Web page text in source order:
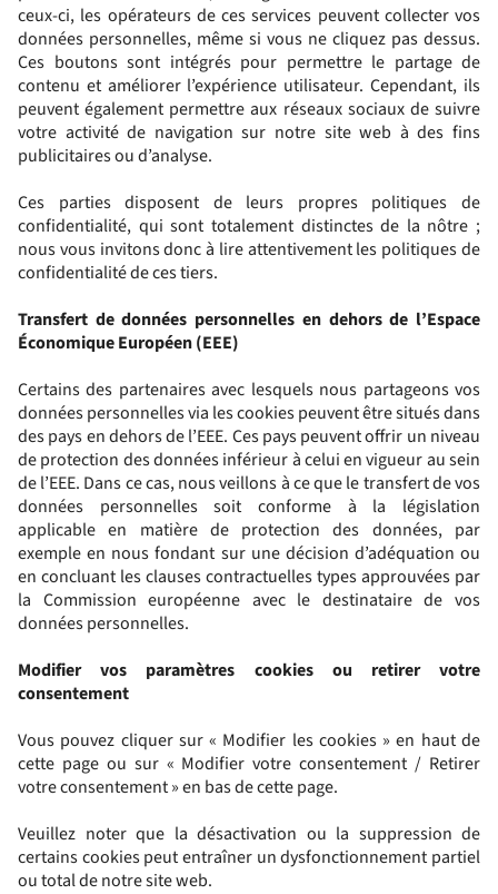
ceux‑ci, les opérateurs de ces services peuvent collecter vos
données personnelles, même si vous ne cliquez pas dessus.
Ces boutons sont intégrés pour permettre le partage de
contenu et améliorer l’expérience utilisateur. Cependant, ils
peuvent également permettre aux réseaux sociaux de suivre
votre activité de navigation sur notre site web à des fins
publicitaires ou d’analyse.
Ces parties disposent de leurs propres politiques de
confidentialité, qui sont totalement distinctes de la nôtre ;
nous vous invitons donc à lire attentivement les politiques de
confidentialité de ces tiers.
Transfert de données personnelles en dehors de l’Espace
Économique Européen (EEE)
Certains des partenaires avec lesquels nous partageons vos
données personnelles via les cookies peuvent être situés dans
des pays en dehors de l’EEE. Ces pays peuvent offrir un niveau
de protection des données inférieur à celui en vigueur au sein
de l’EEE. Dans ce cas, nous veillons à ce que le transfert de vos
données personnelles soit conforme à la législation
applicable en matière de protection des données, par
exemple en nous fondant sur une décision d’adéquation ou
en concluant les clauses contractuelles types approuvées par
la Commission européenne avec le destinataire de vos
données personnelles.
Modifier vos paramètres cookies ou retirer votre
consentement
Vous pouvez cliquer sur « Modifier les cookies » en haut de
cette page ou sur « Modifier votre consentement / Retirer
votre consentement » en bas de cette page.
Veuillez noter que la désactivation ou la suppression de
certains cookies peut entraîner un dysfonctionnement partiel
ou total de notre site web.